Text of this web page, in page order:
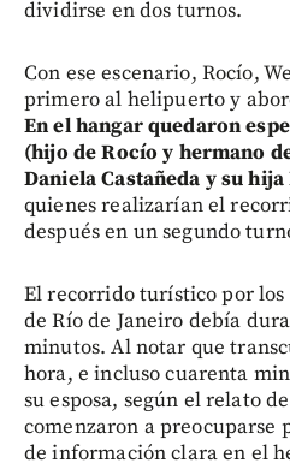
dividirse en dos turnos.
Con ese escenario, Rocío,
primero al helipuerto y
En el hangar quedaron
(hijo de Rocío y hermano
Daniela Castañeda y su
quienes realizarían el
después en un segundo
El recorrido turístico por
de Río de Janeiro debía
minutos. Al notar que
hora, e incluso cuarenta
su esposa, según el relato
comenzaron a preocuparse
de información clara en el